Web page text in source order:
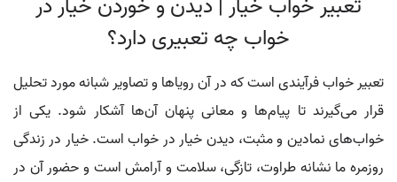
خواب چه تعبیری دارد؟
تعبیر خواب فرآیندی است که در آن رویاها و تصاویر شبانه مورد تحلیل
قرار می‌گیرند تا پیام‌ها و معانی پنهان آن‌ها آشکار شود. یکی از
خواب‌های نمادین و مثبت، دیدن خیار در خواب است. خیار در زندگی
روزمره ما نشانه طراوت، تازگی، سلامت و آرامش است و حضور آن در